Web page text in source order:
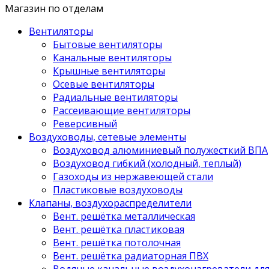
Магазин по отделам
Вентиляторы
Бытовые вентиляторы
Канальные вентиляторы
Крышные вентиляторы
Осевые вентиляторы
Радиальные вентиляторы
Рассеивающие вентиляторы
Реверсивный
Воздуховоды, сетевые элементы
Воздуховод алюминиевый полужесткий ВПА
Воздуховод гибкий (холодный, теплый)
Газоходы из нержавеющей стали
Пластиковые воздуховоды
Клапаны, воздухораспределители
Вент. решётка металлическая
Вент. решётка пластиковая
Вент. решётка потолочная
Вент. решётка радиаторная ПВХ